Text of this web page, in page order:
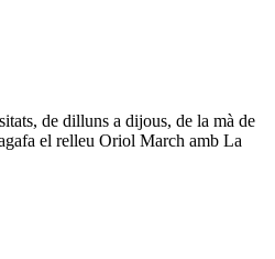
de dilluns a dijous, de la mà de
el relleu Oriol March amb La